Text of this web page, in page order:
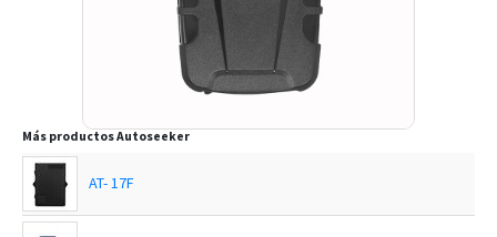
Más productosAutoseeker
AT- 17F